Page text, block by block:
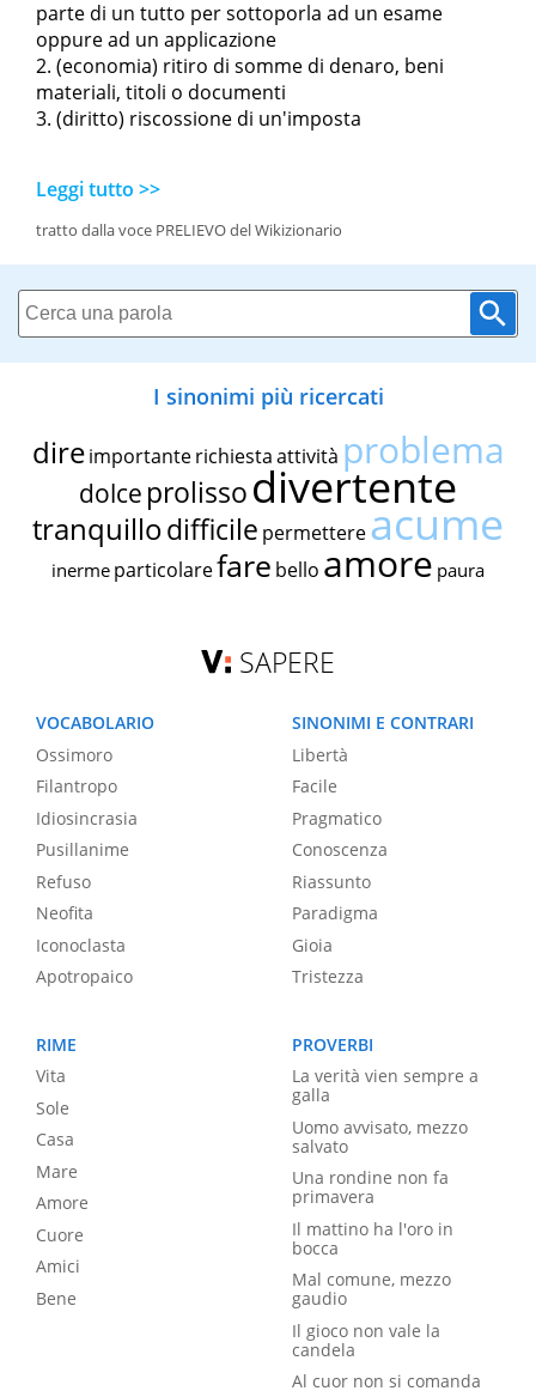
parte di un tutto per sottoporla ad un esame
oppure ad un applicazione
(economia) ritiro di somme di denaro, beni
materiali, titoli o documenti
(diritto) riscossione di un'imposta
Leggi tutto >>
tratto dalla voce PRELIEVO del Wikizionario
I sinonimi più ricercati
dire importante richiestaattività problema
dolce prolissodivertente
tranquillodifficile permettereacume
inerme particolarefare bello amore paura
SAPERE
VOCABOLARIO
Ossimoro
Filantropo
Idiosincrasia
Pusillanime
Refuso
Neofita
Iconoclasta
Apotropaico
SINONIMI E CONTRARI
Libertà
Facile
Pragmatico
Conoscenza
Riassunto
Paradigma
Gioia
Tristezza
RIME
Vita
Sole
Casa
Mare
Amore
Cuore
Amici
Bene
PROVERBI
La verità vien sempre a
galla
Uomo avvisato, mezzo
salvato
Una rondine non fa
primavera
Il mattino ha l'oro in
bocca
Mal comune, mezzo
gaudio
Il gioco non vale la
candela
Al cuor non si comanda